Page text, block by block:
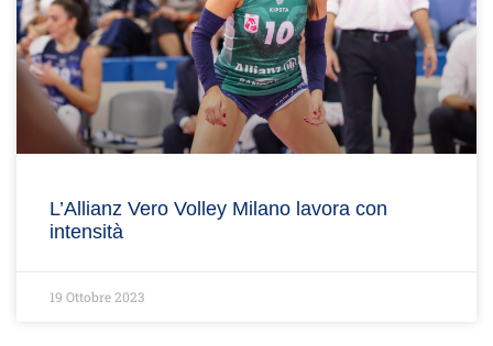
L’Allianz Vero Volley Milano lavora con
intensità
19 Ottobre 2023